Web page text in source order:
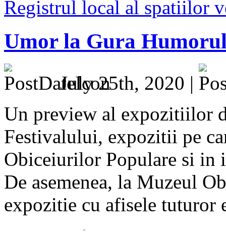
Registrul local al spatiilor
Umor la Gura
July 25th, 2020 |
Un preview al expozitiilor
Festivalului, expozitii pe
Obiceiurilor Populare si in
De asemenea, la Muzeul
expozitie cu afisele